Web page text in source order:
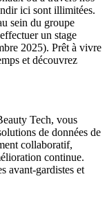
ici sont illimitées.
sein du groupe
un stage
2025). Prêt à vivre
et découvrez
Tech, vous
de données de
collaboratif,
continue.
avant-gardistes et